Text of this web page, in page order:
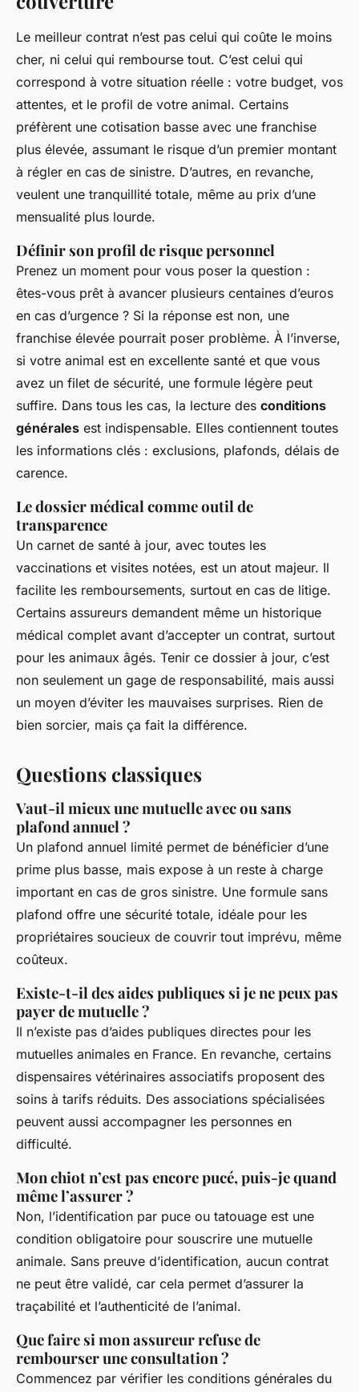
Le meilleur contrat n’est pas celui qui coûte le moins
cher, ni celui qui rembourse tout. C’est celui qui
correspond à votre situation réelle : votre budget, vos
attentes, et le profil de votre animal. Certains
préfèrent une cotisation basse avec une franchise
plus élevée, assumant le risque d’un premier montant
à régler en cas de sinistre. D’autres, en revanche,
veulent une tranquillité totale, même au prix d’une
mensualité plus lourde.
Définir son profil de risque personnel
Prenez un moment pour vous poser la question :
êtes-vous prêt à avancer plusieurs centaines d’euros
en cas d’urgence ? Si la réponse est non, une
franchise élevée pourrait poser problème. À l’inverse,
si votre animal est en excellente santé et que vous
avez un filet de sécurité, une formule légère peut
suffire. Dans tous les cas, la lecture des conditions
générales est indispensable. Elles contiennent toutes
les informations clés : exclusions, plafonds, délais de
carence.
Le dossier médical comme outil de
transparence
Un carnet de santé à jour, avec toutes les
vaccinations et visites notées, est un atout majeur. Il
facilite les remboursements, surtout en cas de litige.
Certains assureurs demandent même un historique
médical complet avant d’accepter un contrat, surtout
pour les animaux âgés. Tenir ce dossier à jour, c’est
non seulement un gage de responsabilité, mais aussi
un moyen d’éviter les mauvaises surprises. Rien de
bien sorcier, mais ça fait la différence.
Questions classiques
Vaut-il mieux une mutuelle avec ou sans
plafond annuel ?
Un plafond annuel limité permet de bénéficier d’une
prime plus basse, mais expose à un reste à charge
important en cas de gros sinistre. Une formule sans
plafond offre une sécurité totale, idéale pour les
propriétaires soucieux de couvrir tout imprévu, même
coûteux.
Existe-t-il des aides publiques si je ne peux pas
payer de mutuelle ?
Il n’existe pas d’aides publiques directes pour les
mutuelles animales en France. En revanche, certains
dispensaires vétérinaires associatifs proposent des
soins à tarifs réduits. Des associations spécialisées
peuvent aussi accompagner les personnes en
difficulté.
Mon chiot n’est pas encore pucé, puis-je quand
même l’assurer ?
Non, l’identification par puce ou tatouage est une
condition obligatoire pour souscrire une mutuelle
animale. Sans preuve d’identification, aucun contrat
ne peut être validé, car cela permet d’assurer la
traçabilité et l’authenticité de l’animal.
Que faire si mon assureur refuse de
rembourser une consultation ?
Commencez par vérifier les conditions générales du